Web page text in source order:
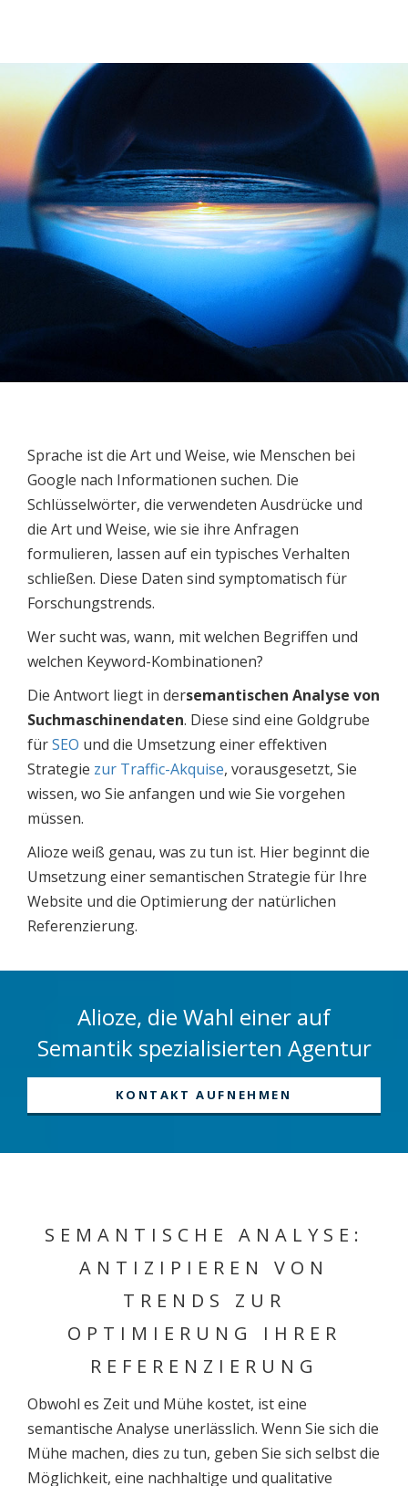
Sprache ist die Art und Weise, wie Menschen bei
Google nach Informationen suchen. Die
Schlüsselwörter, die verwendeten Ausdrücke und
die Art und Weise, wie sie ihre Anfragen
formulieren, lassen auf ein typisches Verhalten
schließen. Diese Daten sind symptomatisch für
Forschungstrends.
Wer sucht was, wann, mit welchen Begriffen und
welchen Keyword-Kombinationen?
Die Antwort liegt in dersemantischen Analyse von
Suchmaschinendaten. Diese sind eine Goldgrube
fürSEO und die Umsetzung einer effektiven
Strategie zur Traffic-Akquise, vorausgesetzt, Sie
wissen, wo Sie anfangen und wie Sie vorgehen
müssen.
Alioze weiß genau, was zu tun ist. Hier beginnt die
Umsetzung einer semantischen Strategie für Ihre
Website und die Optimierung der natürlichen
Referenzierung.
Alioze, die Wahl einer auf
Semantik spezialisierten Agentur
KONTAKT AUFNEHMEN
SEMANTISCHE ANALYSE:
ANTIZIPIEREN VON
TRENDS ZUR
OPTIMIERUNG IHRER
REFERENZIERUNG
Obwohl es Zeit und Mühe kostet, ist eine
semantische Analyse unerlässlich. Wenn Sie sich die
Mühe machen, dies zu tun, geben Sie sich selbst die
Möglichkeit, eine nachhaltige und qualitative